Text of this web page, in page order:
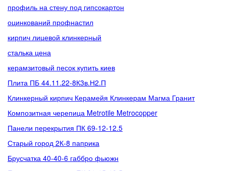
профиль на стену под гипсокартон
оцинкований профнастил
кирпич лицевой клинкерный
сталька цена
керамзитовый песок купить киев
Плита ПБ 44.11.22-8К3в.Н2.П
Клинкерный кирпич Керамейя Клинкерам Магма Гранит
Композитная черепица Metrotile Metrocopper
Панели перекрытия ПК 69-12-12.5
Старый город 2К-8 паприка
Брусчатка 40-40-6 габбро фьюжн